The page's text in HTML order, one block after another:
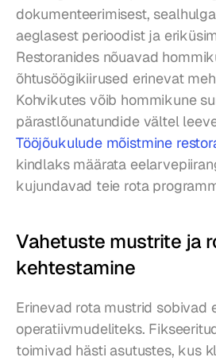
dokumenteerimisest,
aeglasest perioodist ja
Restoranides nõuavad
õhtusöögikiirused erinevat
Kohvikutes võib hommikune
Tööjõukulude mõistmine
kindlaks määrata
kujundavad teie rota
Vahetuste mustrite ja
kehtestamine
Erinevad rota mustrid sobivad
operatiivmudeliteks.
toimivad hästi asutustes, kus